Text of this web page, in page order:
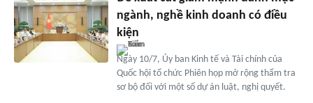
ngành, nghề kinh doanh có điều
kiện
Ngày 10/7, Ủy ban Kinh tế và Tài chính của
Quốc hội tổ chức Phiên họp mở rộng thẩm tra
sơ bộ đối với một số dự án luật, nghị quyết.